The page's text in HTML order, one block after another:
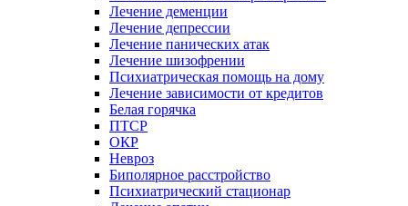
Лечение деменции
Лечение депрессии
Лечение панических атак
Лечение шизофрении
Психиатрическая помощь на дому
Лечение зависимости от кредитов
Белая горячка
ПТСР
ОКР
Невроз
Биполярное расстройство
Психиатрический стационар